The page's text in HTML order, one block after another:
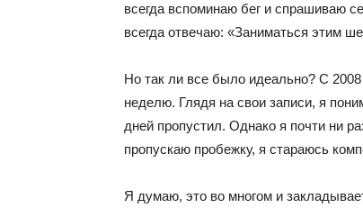
всегда вспоминаю бег и спрашиваю
всегда отвечаю: «Заниматься этим
Но так ли все было идеально? С
неделю. Глядя на свои записи, я
дней пропустил. Однако я почти ни
пропускаю пробежку, я стараюсь
Я думаю, это во многом и